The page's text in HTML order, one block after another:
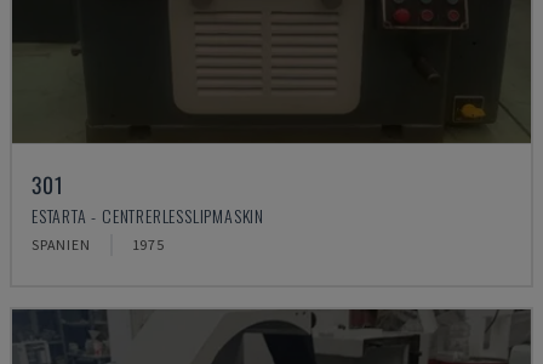
301
ESTARTA - CENTRERLESSLIPMASKIN
SPANIEN 1975